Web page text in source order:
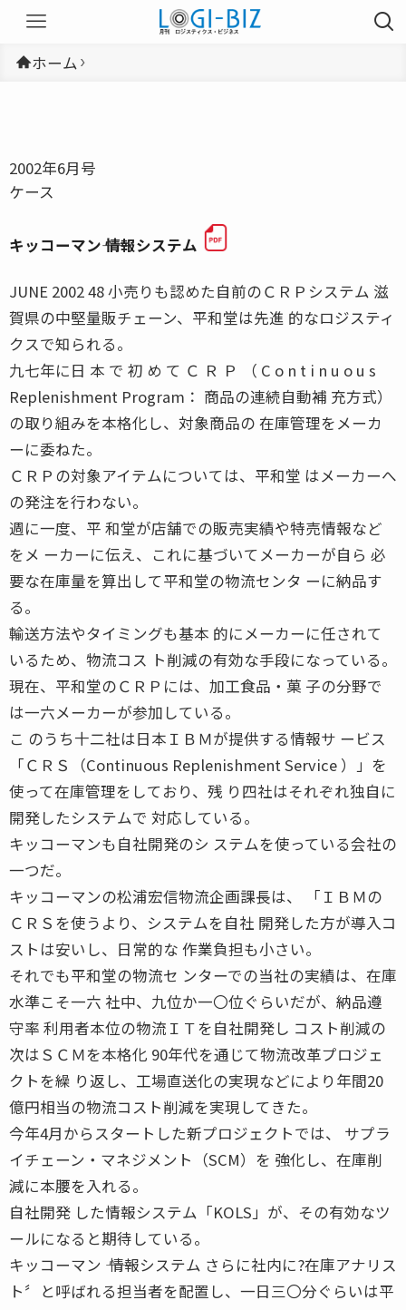
ホーム
2002年6月号
ケース
キッコーマン―― 情報システム
JUNE 2002 48 小売りも認めた自前のＣＲＰシステム 滋
賀県の中堅量販チェーン、平和堂は先進 的なロジスティ
クスで知られる。
九七年に日 本 で 初 め て Ｃ Ｒ Ｐ （ C o n t i n u o u s
Replenishment Program： 商品の連続自動補 充方式）
の取り組みを本格化し、対象商品の 在庫管理をメーカ
ーに委ねた。
ＣＲＰの対象アイテムについては、平和堂 はメーカーへ
の発注を行わない。
週に一度、平 和堂が店舗での販売実績や特売情報など
をメ ーカーに伝え、これに基づいてメーカーが自ら 必
要な在庫量を算出して平和堂の物流センタ ーに納品す
る。
輸送方法やタイミングも基本 的にメーカーに任されて
いるため、物流コス ト削減の有効な手段になっている。
現在、平和堂のＣＲＰには、加工食品・菓 子の分野で
は一六メーカーが参加している。
こ のうち十二社は日本ＩＢＭが提供する情報サ ービス
「ＣＲＳ（Continuous Replenishment Service ）」を
使って在庫管理をしており、残 り四社はそれぞれ独自に
開発したシステムで 対応している。
キッコーマンも自社開発のシ ステムを使っている会社の
一つだ。
キッコーマンの松浦宏信物流企画課長は、 「ＩＢＭの
ＣＲＳを使うより、システムを自社 開発した方が導入コ
ストは安いし、日常的な 作業負担も小さい。
それでも平和堂の物流セ ンターでの当社の実績は、在庫
水準こそ一六 社中、九位か一〇位ぐらいだが、納品遵
守率 利用者本位の物流ＩＴを自社開発し コスト削減の
次はＳＣＭを本格化 90年代を通じて物流改革プロジェ
クトを繰 り返し、工場直送化の実現などにより年間20
億円相当の物流コスト削減を実現してきた。
今年4月からスタートした新プロジェクトでは、 サプラ
イチェーン・マネジメント（SCM）を 強化し、在庫削
減に本腰を入れる。
自社開発 した情報システム「KOLS」が、その有効なツ
ールになると期待している。
キッコーマン ―― 情報システム さらに社内に?在庫アナリス
ト〞と呼ばれる担当者を配置し、一日三〇分ぐらいは平